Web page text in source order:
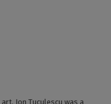
art. Ion Țuculescu was a